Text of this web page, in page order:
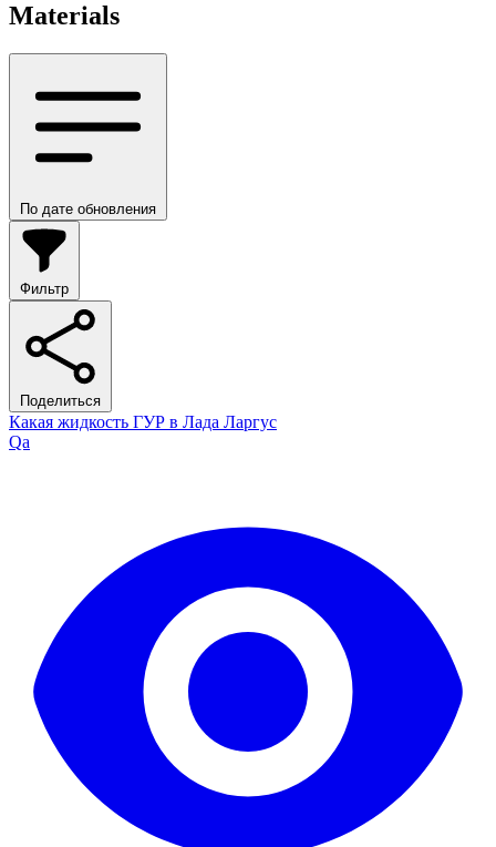
Materials
По дате обновления
Фильтр
Поделиться
Какая жидкость ГУР в Лада Ларгус
Qa